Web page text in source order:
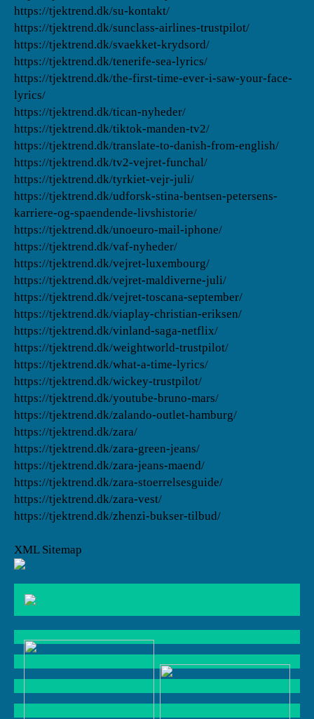
https://tjektrend.dk/su-kontakt/
https://tjektrend.dk/sunclass-airlines-trustpilot/
https://tjektrend.dk/svaekket-krydsord/
https://tjektrend.dk/tenerife-sea-lyrics/
https://tjektrend.dk/the-first-time-ever-i-saw-your-face-
lyrics/
https://tjektrend.dk/tican-nyheder/
https://tjektrend.dk/tiktok-manden-tv2/
https://tjektrend.dk/translate-to-danish-from-english/
https://tjektrend.dk/tv2-vejret-funchal/
https://tjektrend.dk/tyrkiet-vejr-juli/
https://tjektrend.dk/udforsk-stina-bentsen-petersens-
karriere-og-spaendende-livshistorie/
https://tjektrend.dk/unoeuro-mail-iphone/
https://tjektrend.dk/vaf-nyheder/
https://tjektrend.dk/vejret-luxembourg/
https://tjektrend.dk/vejret-maldiverne-juli/
https://tjektrend.dk/vejret-toscana-september/
https://tjektrend.dk/viaplay-christian-eriksen/
https://tjektrend.dk/vinland-saga-netflix/
https://tjektrend.dk/weightworld-trustpilot/
https://tjektrend.dk/what-a-time-lyrics/
https://tjektrend.dk/wickey-trustpilot/
https://tjektrend.dk/youtube-bruno-mars/
https://tjektrend.dk/zalando-outlet-hamburg/
https://tjektrend.dk/zara/
https://tjektrend.dk/zara-green-jeans/
https://tjektrend.dk/zara-jeans-maend/
https://tjektrend.dk/zara-stoerrelsesguide/
https://tjektrend.dk/zara-vest/
https://tjektrend.dk/zhenzi-bukser-tilbud/
XML Sitemap